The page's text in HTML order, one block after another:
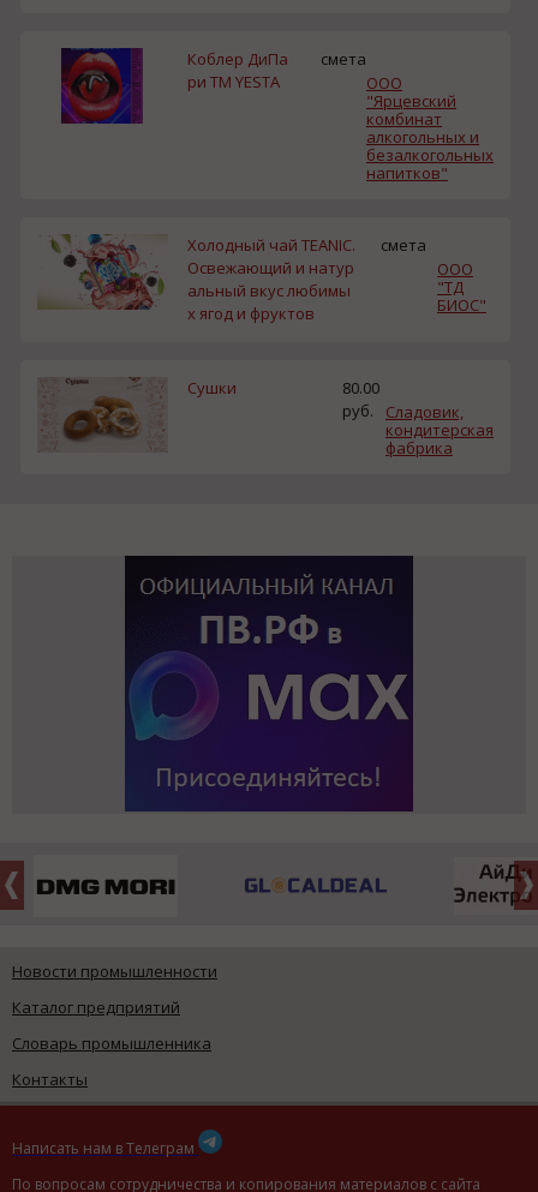
Коблер ДиПа
ри TM YESTA
смета
ООО
"Ярцевский
комбинат
алкогольных и
безалкогольных
напитков"
Холодный чай TEANIC.
Освежающий и натур
альный вкус любимы
х ягод и фруктов
смета
ООО
"ТД
БИОС"
Сушки
80.00
руб.
Сладовик,
кондитерская
фабрика
Новости промышленности
Каталог предприятий
Словарь промышленника
Контакты
Написать нам в Телеграм
По вопросам сотрудничества и копирования материалов с сайта